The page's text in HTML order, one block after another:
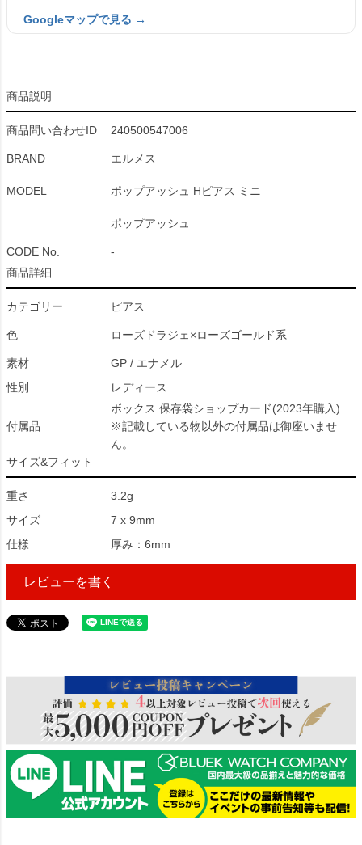
Googleマップで見る →
商品説明
商品問い合わせID 240500547006
BRAND エルメス
MODEL ポップアッシュ Hピアス ミニ
ポップアッシュ
CODE No.
-
商品詳細
カテゴリー ピアス
色 ローズドラジェ×ローズゴールド系
素材
GP / エナメル
性別
レディース
付属品
ボックス 保存袋ショップカード(2023年購入)
※記載している物以外の付属品は御座いませ
ん。
サイズ&フィット
重さ
3.2g
サイズ
7 x 9mm
仕様
厚み：6mm
レビューを書く